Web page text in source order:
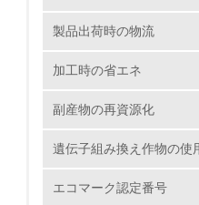
<L2>
非該
17. <L1>
製品出荷時の物流
加工時の省エネ
副産物の再資源化
遺伝子組み換え作物の使
エコマーク認定番号